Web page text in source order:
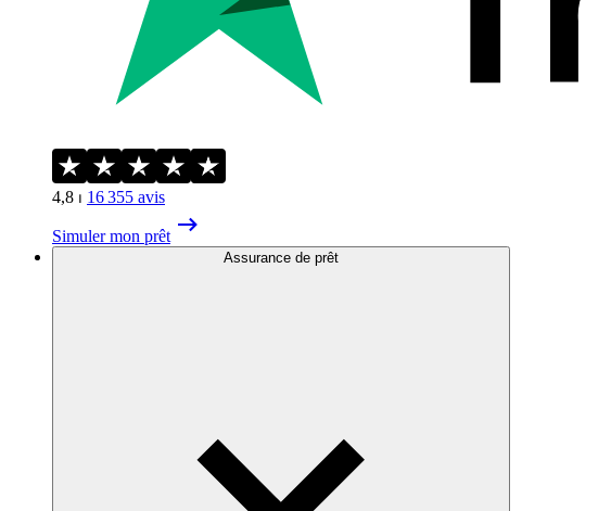
4,8 ⏐ 16 355 avis
Simuler mon prêt
Assurance de prêt